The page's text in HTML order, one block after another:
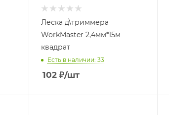
Леска д\триммера
WorkMaster 2,4мм*15м
квадрат
Есть в наличии: 33
102₽/шт